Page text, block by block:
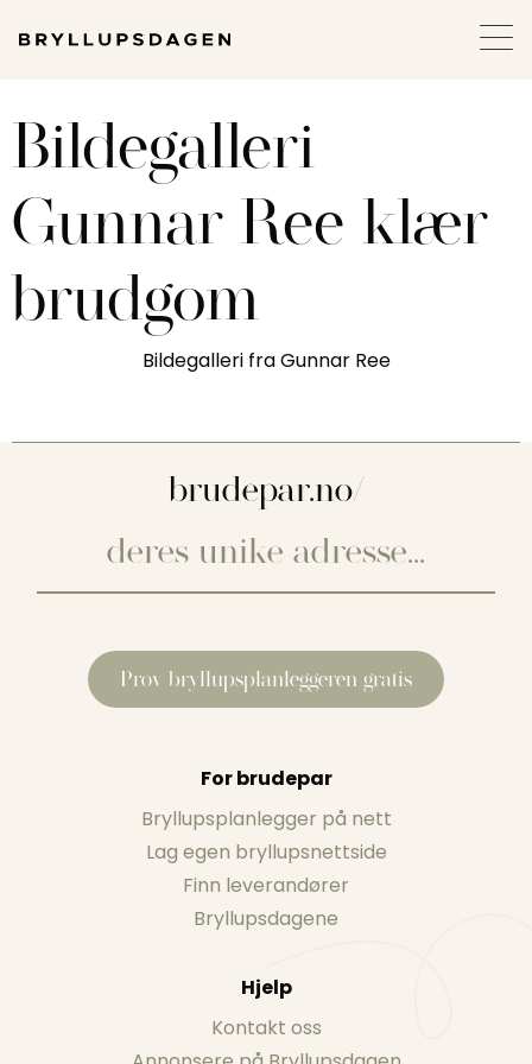
Bildegalleri
Gunnar Ree klær
brudgom
Bildegalleri fra Gunnar Ree
brudepar.no/
Prøv bryllupsplanleggeren gratis
For brudepar
Bryllupsplanlegger på nett
Lag egen bryllupsnettside
Finn leverandører
Bryllupsdagene
Hjelp
Kontakt oss